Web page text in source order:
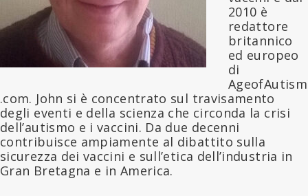
2010 è
redattore
britannico
ed europeo
di
AgeofAutism
.com. John si è concentrato sul travisamento
degli eventi e della scienza che circonda la crisi
dell’autismo e i vaccini. Da due decenni
contribuisce ampiamente al dibattito sulla
sicurezza dei vaccini e sull’etica dell’industria in
Gran Bretagna e in America.